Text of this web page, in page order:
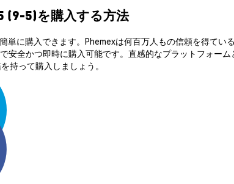
(9-5)を購入する方法
単に購入できます。Phemexは何百万人もの信頼を得て
安全かつ即時に購入可能です。直感的なプラットフォー
持って購入しましょう。